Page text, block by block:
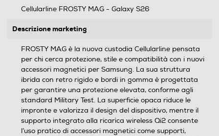
Cellularline FROSTY MAG - Galaxy S26
Descrizione marketing
FROSTY MAG è la nuova custodia Cellularline pensata
per chi cerca protezione, stile e compatibilità con i nuovi
accessori magnetici per Samsung. La sua struttura
ibrida con retro rigido e bordi in gomma è progettata
per garantire una protezione elevata, conforme agli
standard Military Test. La superficie opaca riduce le
impronte e valorizza il design del dispositivo, mentre il
supporto integrato alla ricarica wireless Qi2 consente
l’uso pratico di accessori magnetici come supporti,